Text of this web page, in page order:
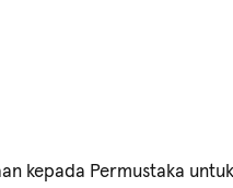
kepada Permustaka